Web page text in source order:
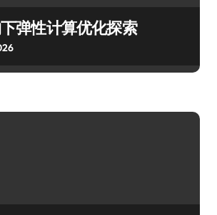
弹性计算优化探索